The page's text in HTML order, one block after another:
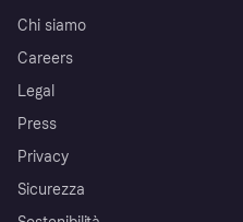
Chi siamo
Careers
Legal
Press
Privacy
Sicurezza